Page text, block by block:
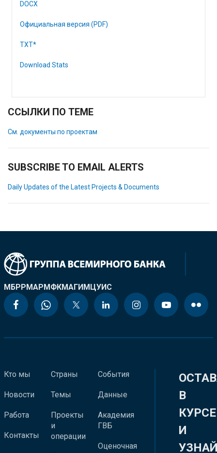
DOCX
Официальная версия (PDF)
TXT*
Download Stats
ССЫЛКИ ПО ТЕМЕ
См. документы по проектам
SUBSCRIBE TO EMAIL ALERTS
Daily Updates of the Latest Projects & Documents
МБРРМАРМФКМАГИМЦУИС
Кто мы
Новости
Работа
Контакты
Страны
Темы
Проекты
и
операции
События
Данные
Академия
ГВБ
Оценочная
В
КУРСЕ
И